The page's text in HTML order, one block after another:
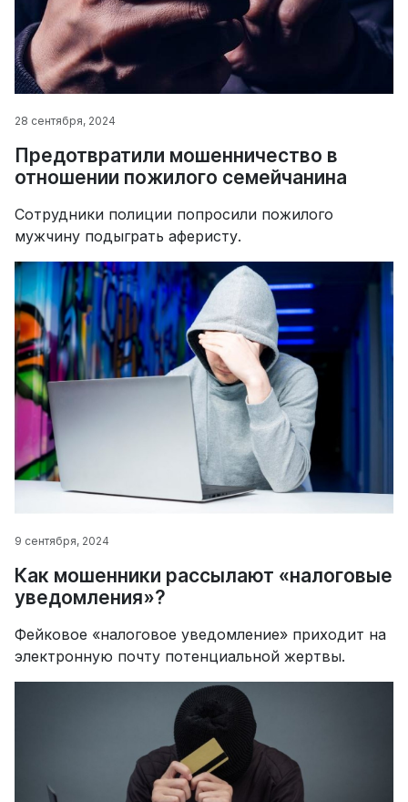
28 сентября, 2024
Предотвратили мошенничество в
отношении пожилого семейчанина
Сотрудники полиции попросили пожилого
мужчину подыграть аферисту.
9 сентября, 2024
Как мошенники рассылают «налоговые
уведомления»?
Фейковое «налоговое уведомление» приходит на
электронную почту потенциальной жертвы.